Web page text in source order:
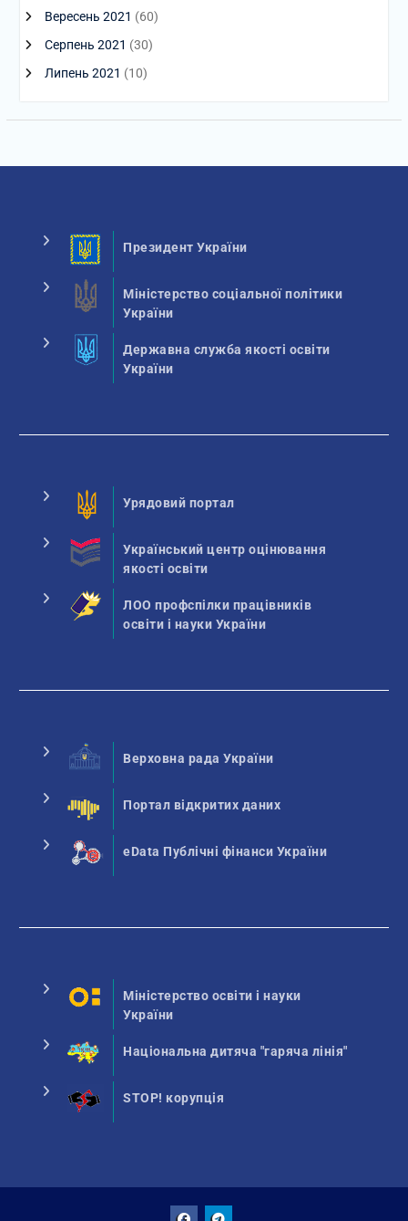
Вересень 2021 (60)
Серпень 2021 (30)
Липень 2021 (10)
Президент України
Міністерство соціальної політики
України
Державна служба якості освіти
України
Урядовий портал
Український центр оцінювання
якості освіти
ЛОО профспілки працівників
освіти і науки України
Верховна рада України
Портал відкритих даних
eData Публічні фінанси України
Міністерство освіти і науки
України
Національна дитяча "гаряча лінія"
STOP! корупція